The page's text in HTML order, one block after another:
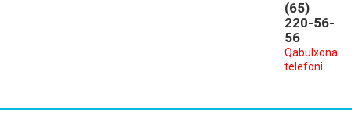
(65)
220-56-
56
Qabulxona
telefoni